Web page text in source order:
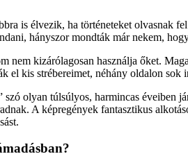
is élvezik, ha történeteket olvasnak
hányszor mondták már nekem,
nem kizárólagosan használja őket.
el kis strébereimet, néhány oldalon
szó olyan túlsúlyos, harmincas
A képregények fantasztikus